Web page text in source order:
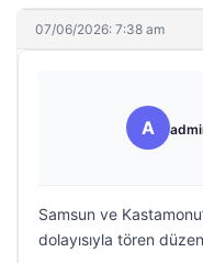
07/06/2026: 7:38 am
A
Samsun ve
dolayısıyla tören